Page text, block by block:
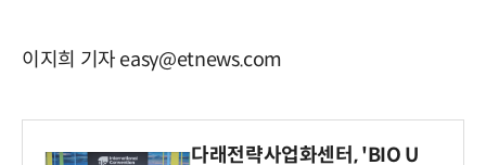
이지희 기자 easy@etnews.com
다래전략사업화센터, 'BIO U